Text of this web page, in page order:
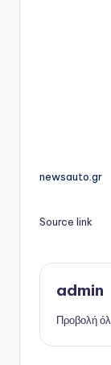
newsauto.gr
Source link
admin
Προβολή